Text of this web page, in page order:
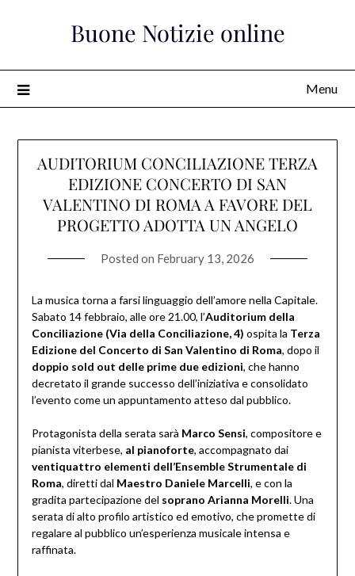
Buone Notizie online
Menu
AUDITORIUM CONCILIAZIONE TERZA
EDIZIONE CONCERTO DI SAN
VALENTINO DI ROMA A FAVORE DEL
PROGETTO ADOTTA UN ANGELO
Posted on February 13, 2026
La musica torna a farsi linguaggio dell’amore nella Capitale.
Sabato 14 febbraio, alle ore 21.00, l’Auditorium della
Conciliazione (Via della Conciliazione, 4) ospita la Terza
Edizione del Concerto di San Valentino di Roma, dopo il
doppio sold out delle prime due edizioni, che hanno
decretato il grande successo dell’iniziativa e consolidato
l’evento come un appuntamento atteso dal pubblico.
Protagonista della serata sarà Marco Sensi, compositore e
pianista viterbese, al pianoforte, accompagnato dai
ventiquattro elementi dell’Ensemble Strumentale di
Roma, diretti dal Maestro Daniele Marcelli, e con la
gradita partecipazione del soprano Arianna Morelli. Una
serata di alto profilo artistico ed emotivo, che promette di
regalare al pubblico un’esperienza musicale intensa e
raffinata.